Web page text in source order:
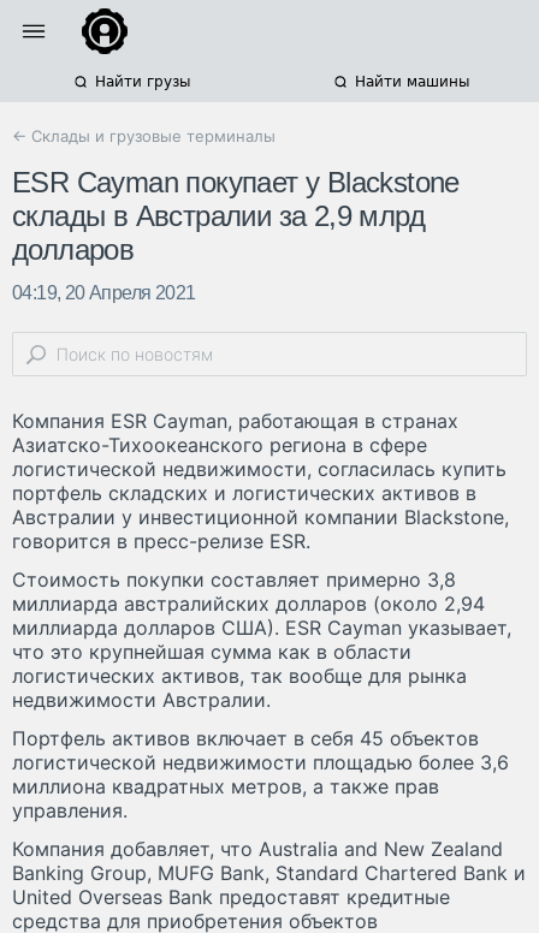
Найти грузы Найти машины
← Склады и грузовые терминалы
ESR Cayman покупает у Blackstone
склады в Австралии за 2,9 млрд
долларов
04:19, 20 Апреля 2021
Компания ESR Cayman, работающая в странах
Азиатско-Тихоокеанского региона в сфере
логистической недвижимости, согласилась купить
портфель складских и логистических активов в
Австралии у инвестиционной компании Blackstone,
говорится в пресс-релизе ESR.
Стоимость покупки составляет примерно 3,8
миллиарда австралийских долларов (около 2,94
миллиарда долларов США). ESR Cayman указывает,
что это крупнейшая сумма как в области
логистических активов, так вообще для рынка
недвижимости Австралии.
Портфель активов включает в себя 45 объектов
логистической недвижимости площадью более 3,6
миллиона квадратных метров, а также прав
управления.
Компания добавляет, что Australia and New Zealand
Banking Group, MUFG Bank, Standard Chartered Bank и
United Overseas Bank предоставят кредитные
средства для приобретения объектов